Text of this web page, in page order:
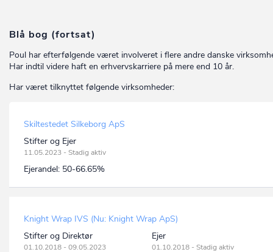
Blå bog (fortsat)
Poul har efterfølgende været involveret i flere andre danske
Har indtil videre haft en erhvervskarriere på mere end 10 år.
Har været tilknyttet følgende virksomheder:
Skiltestedet Silkeborg ApS
Stifter og Ejer
11.05.2023 - Stadig aktiv
Ejerandel: 50-66.65%
Knight Wrap IVS (Nu: Knight Wrap ApS)
Stifter og Direktør
01.10.2018 - 09.05.2023
Ejer
01.10.2018 - Stadig aktiv